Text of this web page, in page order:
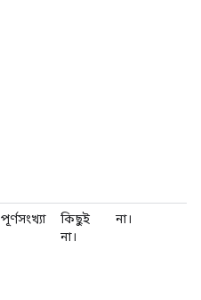
পূর্ণসংখ্যা
কিছুই
না।
না।